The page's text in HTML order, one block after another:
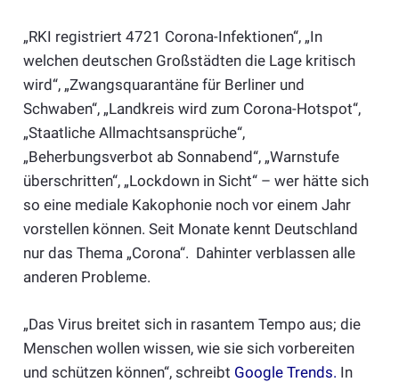
„RKI registriert 4721 Corona-Infektionen“, „In
welchen deutschen Großstädten die Lage kritisch
wird“, „Zwangsquarantäne für Berliner und
Schwaben“, „Landkreis wird zum Corona-Hotspot“,
„Staatliche Allmachtsansprüche“,
„Beherbungsverbot ab Sonnabend“, „Warnstufe
überschritten“, „Lockdown in Sicht“ – wer hätte sich
so eine mediale Kakophonie noch vor einem Jahr
vorstellen können. Seit Monate kennt Deutschland
nur das Thema „Corona“. Dahinter verblassen alle
anderen Probleme.
„Das Virus breitet sich in rasantem Tempo aus; die
Menschen wollen wissen, wie sie sich vorbereiten
und schützen können“, schreibt Google Trends. In